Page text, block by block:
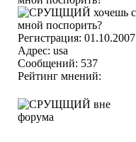
Регистрация: 01.10.2007
Адрес: usa
Сообщений: 537
Рейтинг мнений: